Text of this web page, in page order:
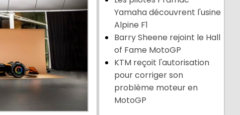
Yamaha découvrent l'usine
Alpine F1
Barry Sheene rejoint le Hall
of Fame MotoGP
KTM reçoit l'autorisation
pour corriger son
problème moteur en
MotoGP